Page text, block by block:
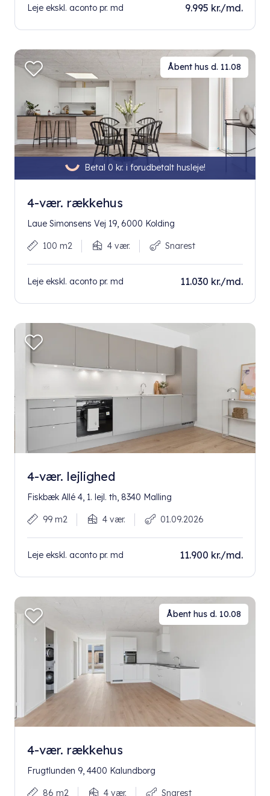
Leje ekskl. aconto pr. md 9.995 kr./md.
Betal 0 kr. i forudbetalt husleje!
Åbent hus d. 11.08
4-vær. rækkehus
Laue Simonsens Vej 19, 6000 Kolding
100 m2 4 vær. Snarest
Leje ekskl. aconto pr. md 11.030 kr./md.
4-vær. lejlighed
Fiskbæk Allé 4, 1. lejl. th, 8340 Malling
99 m2 4 vær. 01.09.2026
Leje ekskl. aconto pr. md 11.900 kr./md.
Åbent hus d. 10.08
4-vær. rækkehus
Frugtlunden 9, 4400 Kalundborg
86 m2 4 vær. Snarest